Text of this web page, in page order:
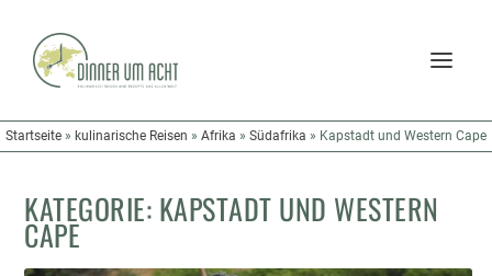
Startseite » kulinarische Reisen » Afrika » Südafrika » Kapstadt und Western Cape
KATEGORIE: KAPSTADT UND WESTERN
CAPE